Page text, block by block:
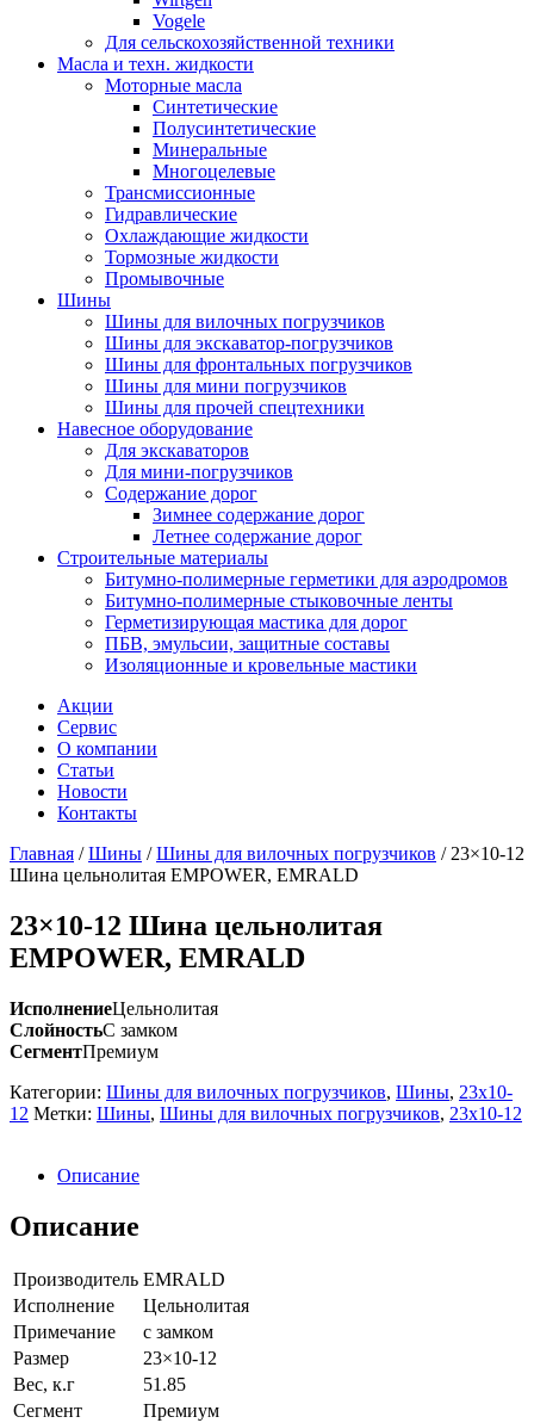
Vogele
Для сельскохозяйственной техники
Масла и техн. жидкости
Моторные масла
Синтетические
Полусинтетические
Минеральные
Многоцелевые
Трансмиссионные
Гидравлические
Охлаждающие жидкости
Тормозные жидкости
Промывочные
Шины
Шины для вилочных погрузчиков
Шины для экскаватор-погрузчиков
Шины для фронтальных погрузчиков
Шины для мини погрузчиков
Шины для прочей спецтехники
Навесное оборудование
Для экскаваторов
Для мини-погрузчиков
Содержание дорог
Зимнее содержание дорог
Летнее содержание дорог
Строительные материалы
Битумно-полимерные герметики для аэродромов
Битумно-полимерные стыковочные ленты
Герметизирующая мастика для дорог
ПБВ, эмульсии, защитные составы
Изоляционные и кровельные мастики
Акции
Сервис
О компании
Статьи
Новости
Контакты
Главная /Шины /Шины для вилочных погрузчиков / 23×10-12
Шина цельнолитая EMPOWER, EMRALD
23×10-12 Шина цельнолитая
EMPOWER, EMRALD
ИсполнениеЦельнолитая
СлойностьС замком
СегментПремиум
Категории: Шины для вилочных погрузчиков, Шины, 23х10-
12 Метки: Шины, Шины для вилочных погрузчиков, 23х10-12
Описание
Описание
Производитель EMRALD
Исполнение
Цельнолитая
Примечание
с замком
Размер
23×10-12
Вес, к.г
51.85
Сегмент
Премиум